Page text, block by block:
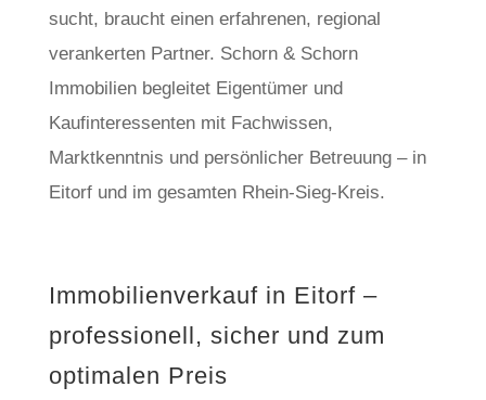
sucht, braucht einen erfahrenen, regional
verankerten Partner. Schorn & Schorn
Immobilien begleitet Eigentümer und
Kaufinteressenten mit Fachwissen,
Marktkenntnis und persönlicher Betreuung – in
Eitorf und im gesamten Rhein-Sieg-Kreis.
Immobilienverkauf in Eitorf –
professionell, sicher und zum
optimalen Preis